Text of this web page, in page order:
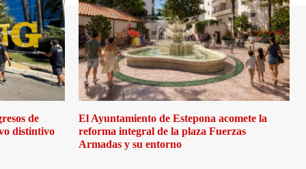
de
distintivo
El Ayuntamiento de Estepona acomete la
reforma integral de la plaza Fuerzas
Armadas y su entorno